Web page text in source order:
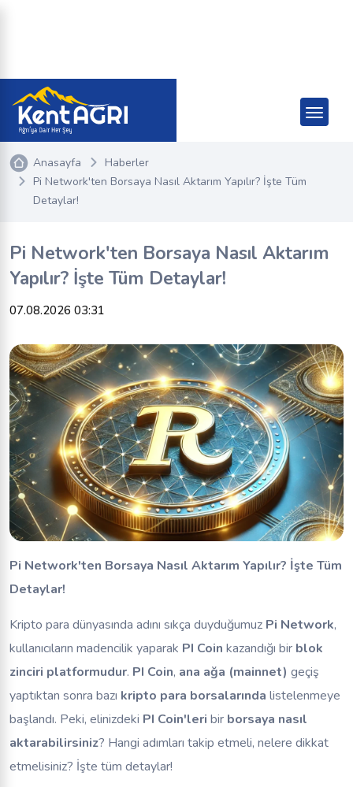
Anasayfa
Haberler
Pi Network'ten Borsaya Nasıl Aktarım Yapılır? İşte Tüm
Detaylar!
Pi Network'ten Borsaya Nasıl Aktarım
Yapılır? İşte Tüm Detaylar!
07.08.2026 03:31
Pi Network'ten Borsaya Nasıl Aktarım Yapılır? İşte Tüm
Detaylar!
Kripto para dünyasında adını sıkça duyduğumuz Pi Network,
kullanıcıların madencilik yaparak PI Coin kazandığı bir blok
zinciri platformudur. PI Coin, ana ağa (mainnet) geçiş
yaptıktan sonra bazı kripto para borsalarında listelenmeye
başlandı. Peki, elinizdeki PI Coin'leri bir borsaya nasıl
aktarabilirsiniz? Hangi adımları takip etmeli, nelere dikkat
etmelisiniz? İşte tüm detaylar!